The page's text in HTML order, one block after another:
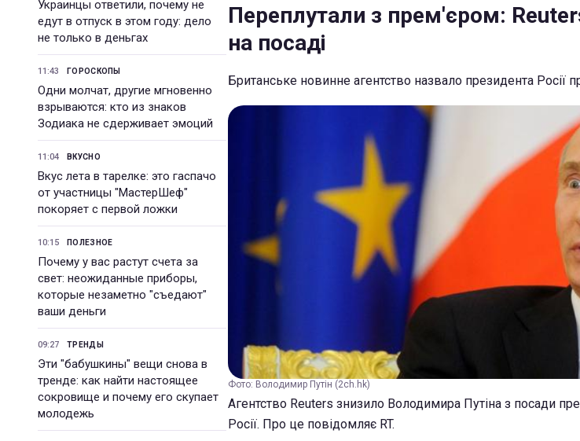
Украинцы ответили, почему не
едут в отпуск в этом году: дело
не только в деньгах
11:43 ГОРОСКОПЫ
Одни молчат, другие мгновенно
взрываются: кто из знаков
Зодиака не сдерживает эмоций
11:04 ВКУСНО
Вкус лета в тарелке: это гаспачо
от участницы "МастерШеф"
покоряет с первой ложки
10:15 ПОЛЕЗНОЕ
Почему у вас растут счета за
свет: неожиданные приборы,
которые незаметно "съедают"
ваши деньги
09:27 ТРЕНДЫ
Эти "бабушкины" вещи снова в
тренде: как найти настоящее
сокровище и почему его скупает
молодежь
Переплутали з прем'єром:
на посаді
Британське новинне агентство назвало президента Росії
Фото: Володимир Путін (2ch.hk)
Агентство Reuters знизило Володимира Путіна з посади
Росії. Про це повідомляє RT.